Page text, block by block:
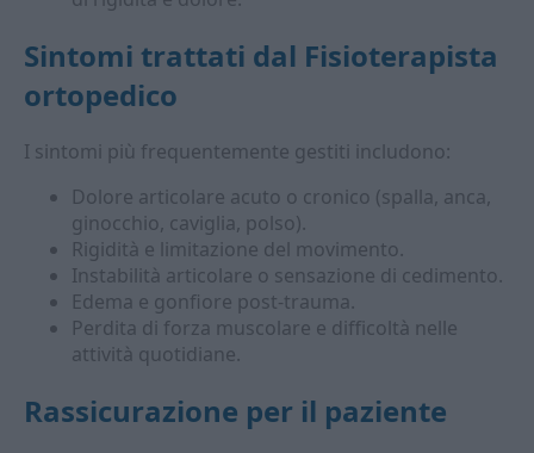
Sintomi trattati dal Fisioterapista
ortopedico
I sintomi più frequentemente gestiti includono:
Dolore articolare acuto o cronico (spalla, anca,
ginocchio, caviglia, polso).
Rigidità e limitazione del movimento.
Instabilità articolare o sensazione di cedimento.
Edema e gonfiore post-trauma.
Perdita di forza muscolare e difficoltà nelle
attività quotidiane.
Rassicurazione per il paziente